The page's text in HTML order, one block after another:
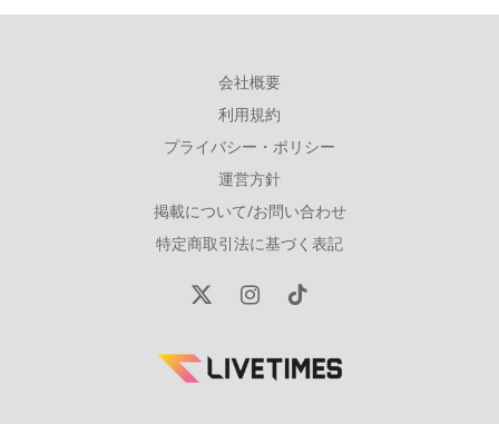
会社概要
利用規約
プライバシー・ポリシー
運営方針
掲載について/お問い合わせ
特定商取引法に基づく表記
X
InstagramTikTok